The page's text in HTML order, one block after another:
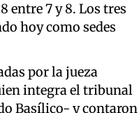
entre 7 y 8. Los tres
hoy como sedes
por la jueza
integra el tribunal
Basílico- y contaron